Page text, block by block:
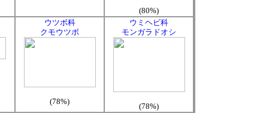
(80%)
ウツボ科
クモウツボ
(78%)
ウミヘビ科
モンガラドオシ
(78%)